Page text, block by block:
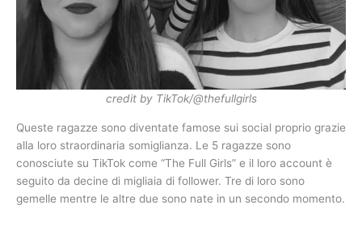
credit by TikTok/@thefullgirls
Queste ragazze sono diventate famose sui social proprio grazie
alla loro straordinaria somiglianza. Le 5 ragazze sono
conosciute su TikTok come “The Full Girls” e il loro account è
seguito da decine di migliaia di follower. Tre di loro sono
gemelle mentre le altre due sono nate in un secondo momento.